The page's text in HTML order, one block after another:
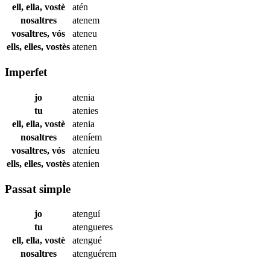
ell, ella, vostè
atén
nosaltres
atenem
vosaltres, vós
ateneu
ells, elles, vostès atenen
Imperfet
jo
atenia
tu
atenies
ell, ella, vostè
atenia
nosaltres
ateníem
vosaltres, vós
ateníeu
ells, elles, vostès atenien
Passat simple
jo
atenguí
tu
atengueres
ell, ella, vostè
atengué
nosaltres
atenguérem